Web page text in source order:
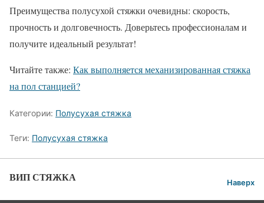
Преимущества полусухой стяжки очевидны: скорость,
прочность и долговечность. Доверьтесь профессионалам и
получите идеальный результат!
Читайте также: Как выполняется механизированная стяжка
на пол станцией?
Категории: Полусухая стяжка
Теги: Полусухая стяжка
ВИП СТЯЖКА Наверх